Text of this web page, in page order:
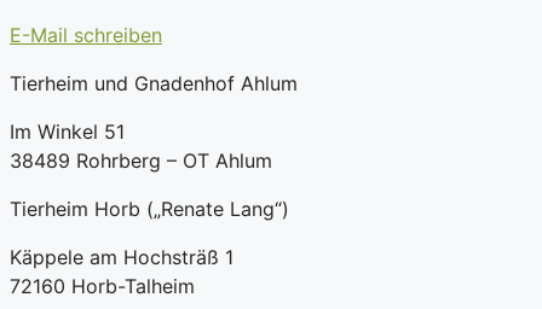
E-Mail schreiben
Tierheim und Gnadenhof Ahlum
Im Winkel 51
38489 Rohrberg – OT Ahlum
Tierheim Horb („Renate Lang“)
Käppele am Hochsträß 1
72160 Horb-Talheim